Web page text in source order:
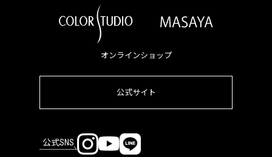
オンラインショップ
公式サイト
公式SNS